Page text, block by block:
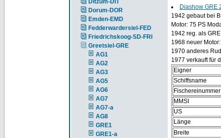
Ditzum-DIT
Dorum-DOR
Emden-EMD
Fedderwardersiel-FED
Friedrichskoog-SD-FRI
Greetsiel-GRE
AG1
AG2
AG3
AG5
AG6
AG7
AG7-a
AG8
GRE1
GRE1-a
Diashow GRE
1942 gebaut bei
Motor: 75 PS
1942 reg. als
1968 neuer
1970 anderes
1977 verkauft für
Eigner
Schiffsname
Fischereinummer
MMSI
US
Länge
Breite